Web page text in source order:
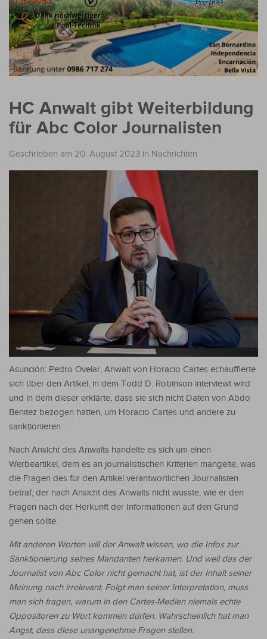
HC Anwalt gibt Weiterbildung
für Abc Color Journalisten
Geschrieben am 20. August 2023 in Nachrichten
Asunción: Pedro Ovelar, Anwalt von Horacio Cartes echauffierte
sich über den Artikel, in dem Todd D. Robinson interviewt wird
und in dem dieser erklärte, dass sie sich nicht Daten von Abdo
Benitez bezogen hätten, um Horacio Cartes und andere zu
sanktionieren.
Nach Ansicht des Anwalts handelte es sich um einen
Werbeartikel, dem es an journalistischen Kriterien mangelte, was
die Fragen des für den Artikel verantwortlichen Journalisten
betraf, der nach Ansicht des Anwalts nicht wusste, wie er den
Fragen nach der Herkunft der Informationen auf den Grund
gehen sollte.
Mit anderen Worten will der Anwalt wissen, wo die Infos zur
Sanktionierung seines Mandanten herkamen. Und weil das der
Journalist von Abc Color nicht gemacht hat, ist der Inhalt seiner
Meinung nach irrelevant. Folgt man seiner Interpretation, muss
man sich fragen, warum in den Cartes-Medien niemals echte
Oppositoren zu Wort kommen dürfen. Wahrscheinlich hat man
Angst, dass diese unangenehme Fragen stellen.